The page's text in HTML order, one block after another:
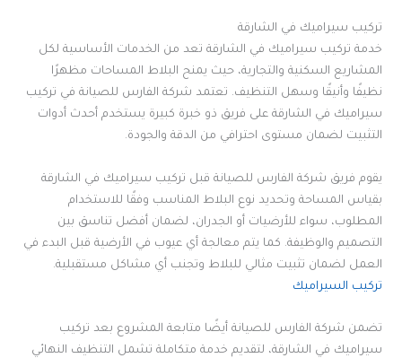
تركيب سيراميك في الشارقة
خدمة تركيب سيراميك في الشارقة تعد من الخدمات الأساسية لكل
المشاريع السكنية والتجارية، حيث يمنح البلاط المساحات مظهرًا
نظيفًا وأنيقًا وسهل التنظيف. تعتمد شركة الفارس للصيانة في تركيب
سيراميك في الشارقة على فريق ذو خبرة كبيرة يستخدم أحدث أدوات
التثبيت لضمان مستوى احترافي من الدقة والجودة.
يقوم فريق شركة الفارس للصيانة قبل تركيب سيراميك في الشارقة
بقياس المساحة وتحديد نوع البلاط المناسب وفقًا للاستخدام
المطلوب، سواء للأرضيات أو الجدران، لضمان أفضل تناسق بين
التصميم والوظيفة. كما يتم معالجة أي عيوب في الأرضية قبل البدء في
العمل لضمان تثبيت مثالي للبلاط وتجنب أي مشاكل مستقبلية.
تركيب السيراميك
تضمن شركة الفارس للصيانة أيضًا متابعة المشروع بعد تركيب
سيراميك في الشارقة، لتقديم خدمة متكاملة تشمل التنظيف النهائي